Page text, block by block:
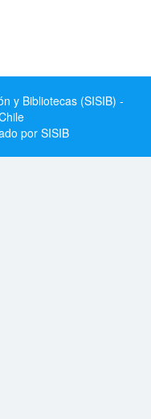
y Bibliotecas (SISIB) -
por SISIB